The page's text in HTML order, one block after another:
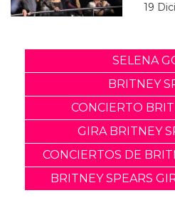
19
SELENA
BRITNEY
CONCIERTO
GIRA BRITNEY
CONCIERTOS DE
BRITNEY SPEARS